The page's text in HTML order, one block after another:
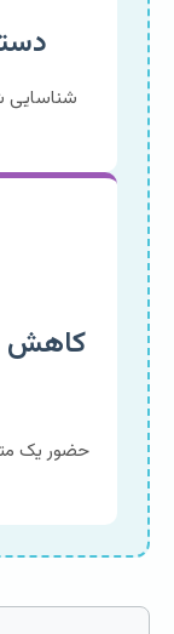
شناسایی
کاهش
حضور یک